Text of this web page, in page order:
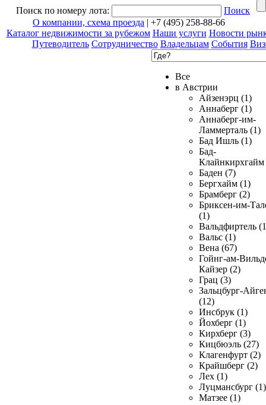
Поиск по номеру лота:
Поиск
О компании, схема проезда | +7 (495) 258-88-66
Каталог недвижимости за рубежом Наши услуги Новости
Путеводитель Сотрудничество Владельцам События
Все
в Австрии
Айзенэрц (1)
Аннаберг (1)
Аннаберг-им-
Ламмерталь (1)
Бад Ишль (1)
Бад-
Клайнкирхгайм
Баден (7)
Бергхайм (1)
Брамберг (2)
Бриксен-им-
(1)
Вальдфиртель
Вальс (1)
Вена (67)
Гойнг-ам-
Кайзер (2)
Грац (3)
Зальцбург-
(12)
Инсбрук (1)
Йохберг (1)
Кирхберг (3)
Кицбюэль (27)
Клагенфурт (2)
Крайшберг (2)
Лех (1)
Луцмансбург (1)
Матзее (1)